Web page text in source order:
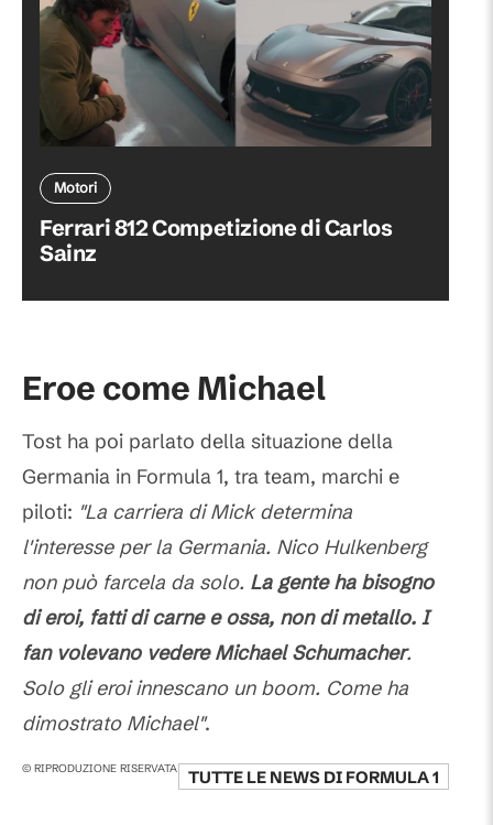
Motori
Ferrari 812 Competizione di Carlos
Sainz
Eroe come Michael
Tost ha poi parlato della situazione della
Germania in Formula 1, tra team, marchi e
piloti: "La carriera di Mick determina
l'interesse per la Germania. Nico Hulkenberg
non può farcela da solo. La gente ha bisogno
di eroi, fatti di carne e ossa, non di metallo. I
fan volevano vedere Michael Schumacher.
Solo gli eroi innescano un boom. Come ha
dimostrato Michael".
© RIPRODUZIONE RISERVATA TUTTE LE NEWS DI FORMULA 1